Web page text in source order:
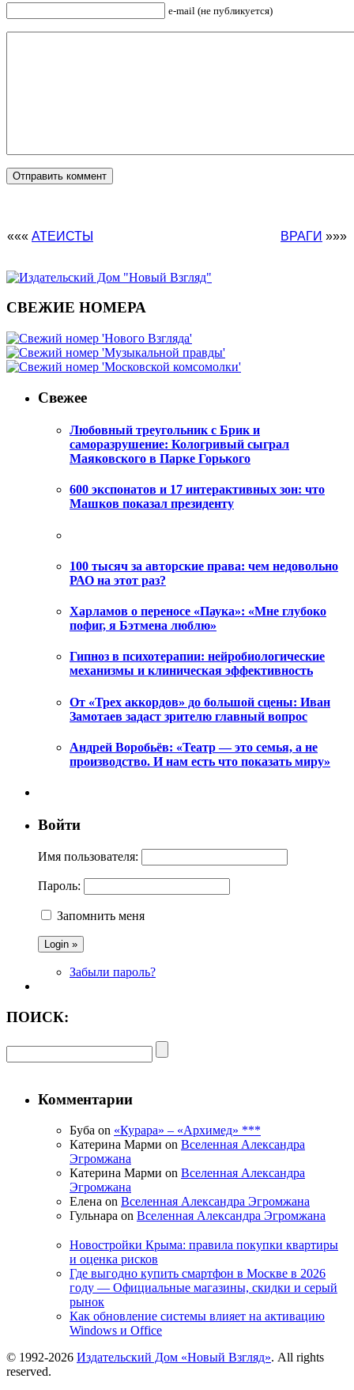
e-mail (не публикуется)
««« АТЕИСТЫ ВРАГИ »»»
СВЕЖИЕ НОМЕРА
Свежее
Любовный треугольник с Брик и
саморазрушение: Кологривый сыграл
Маяковского в Парке Горького
600 экспонатов и 17 интерактивных зон: что
Машков показал президенту
100 тысяч за авторские права: чем недовольно
РАО на этот раз?
Харламов о переносе «Паука»: «Мне глубоко
пофиг, я Бэтмена люблю»
Гипноз в психотерапии: нейробиологические
механизмы и клиническая эффективность
От «Трех аккордов» до большой сцены: Иван
Замотаев задаст зрителю главный вопрос
Андрей Воробьёв: «Театр — это семья, а не
производство. И нам есть что показать миру»
Войти
Имя пользователя:
Пароль:
Запомнить меня
Забыли пароль?
ПОИСК:
Комментарии
Буба on «Курара» – «Архимед» ***
Катерина Марми on Вселенная Александра
Эгромжана
Катерина Марми on Вселенная Александра
Эгромжана
Елена on Вселенная Александра Эгромжана
Гульнара on Вселенная Александра Эгромжана
Новостройки Крыма: правила покупки квартиры
и оценка рисков
Где выгодно купить смартфон в Москве в 2026
году — Официальные магазины, скидки и серый
рынок
Как обновление системы влияет на активацию
Windows и Office
© 1992-2026 Издательский Дом «Новый Взгляд». All rights
reserved.